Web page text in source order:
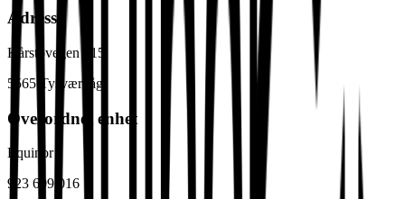
Adresse
Kårstøvegen 315
5565Tysværvåg
Overordnet enhet
Equinor
923 609 016